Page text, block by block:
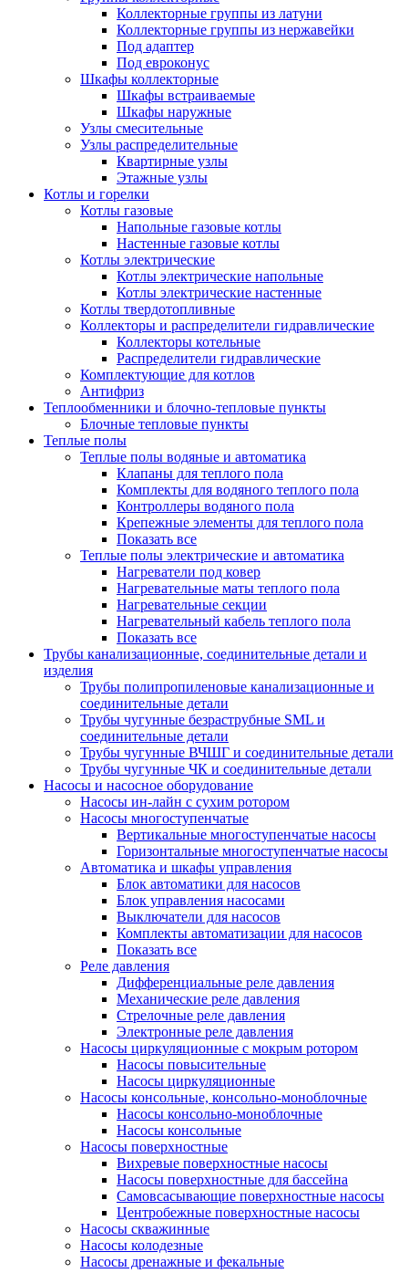
Коллекторные группы из латуни
Коллекторные группы из нержавейки
Под адаптер
Под евроконус
Шкафы коллекторные
Шкафы встраиваемые
Шкафы наружные
Узлы смесительные
Узлы распределительные
Квартирные узлы
Этажные узлы
Котлы и горелки
Котлы газовые
Напольные газовые котлы
Настенные газовые котлы
Котлы электрические
Котлы электрические напольные
Котлы электрические настенные
Котлы твердотопливные
Коллекторы и распределители гидравлические
Коллекторы котельные
Распределители гидравлические
Комплектующие для котлов
Антифриз
Теплообменники и блочно-тепловые пункты
Блочные тепловые пункты
Теплые полы
Теплые полы водяные и автоматика
Клапаны для теплого пола
Комплекты для водяного теплого пола
Контроллеры водяного пола
Крепежные элементы для теплого пола
Показать все
Теплые полы электрические и автоматика
Нагреватели под ковер
Нагревательные маты теплого пола
Нагревательные секции
Нагревательный кабель теплого пола
Показать все
Трубы канализационные, соединительные детали и
изделия
Трубы полипропиленовые канализационные и
соединительные детали
Трубы чугунные безраструбные SML и
соединительные детали
Трубы чугунные ВЧШГ и соединительные детали
Трубы чугунные ЧК и соединительные детали
Насосы и насосное оборудование
Насосы ин-лайн с сухим ротором
Насосы многоступенчатые
Вертикальные многоступенчатые насосы
Горизонтальные многоступенчатые насосы
Автоматика и шкафы управления
Блок автоматики для насосов
Блок управления насосами
Выключатели для насосов
Комплекты автоматизации для насосов
Показать все
Реле давления
Дифференциальные реле давления
Механические реле давления
Стрелочные реле давления
Электронные реле давления
Насосы циркуляционные с мокрым ротором
Насосы повысительные
Насосы циркуляционные
Насосы консольные, консольно-моноблочные
Насосы консольно-моноблочные
Насосы консольные
Насосы поверхностные
Вихревые поверхностные насосы
Насосы поверхностные для бассейна
Самовсасывающие поверхностные насосы
Центробежные поверхностные насосы
Насосы скважинные
Насосы колодезные
Насосы дренажные и фекальные